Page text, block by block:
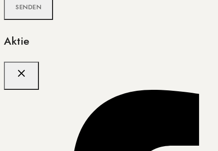
Aktie